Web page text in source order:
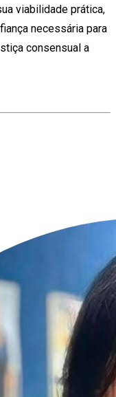
viabilidade prática,
necessária para
consensual a